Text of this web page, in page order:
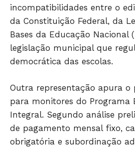
incompatibilidades entre o
da Constituição Federal, da
Bases da Educação Nacional
legislação municipal que
democrática das escolas.
Outra representação apura o
para monitores do Programa
Integral. Segundo análise
de pagamento mensal fixo,
obrigatória e subordinação